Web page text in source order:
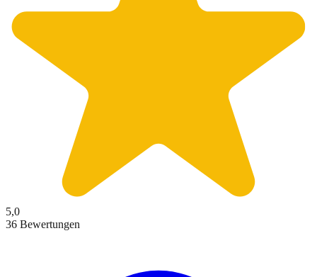
5,0
36 Bewertungen